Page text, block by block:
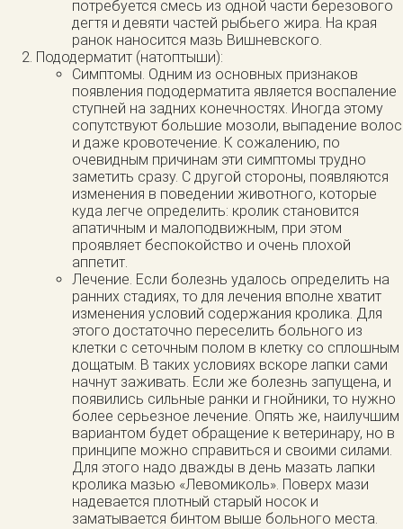
потребуется смесь из одной части березового
дегтя и девяти частей рыбьего жира. На края
ранок наносится мазь Вишневского.
Пододерматит (натоптыши):
Симптомы. Одним из основных признаков
появления пододерматита является воспаление
ступней на задних конечностях. Иногда этому
сопутствуют большие мозоли, выпадение волос
и даже кровотечение. К сожалению, по
очевидным причинам эти симптомы трудно
заметить сразу. С другой стороны, появляются
изменения в поведении животного, которые
куда легче определить: кролик становится
апатичным и малоподвижным, при этом
проявляет беспокойство и очень плохой
аппетит.
Лечение. Если болезнь удалось определить на
ранних стадиях, то для лечения вполне хватит
изменения условий содержания кролика. Для
этого достаточно переселить больного из
клетки с сеточным полом в клетку со сплошным
дощатым. В таких условиях вскоре лапки сами
начнут заживать. Если же болезнь запущена, и
появились сильные ранки и гнойники, то нужно
более серьезное лечение. Опять же, наилучшим
вариантом будет обращение к ветеринару, но в
принципе можно справиться и своими силами.
Для этого надо дважды в день мазать лапки
кролика мазью «Левомиколь». Поверх мази
надевается плотный старый носок и
заматывается бинтом выше больного места.